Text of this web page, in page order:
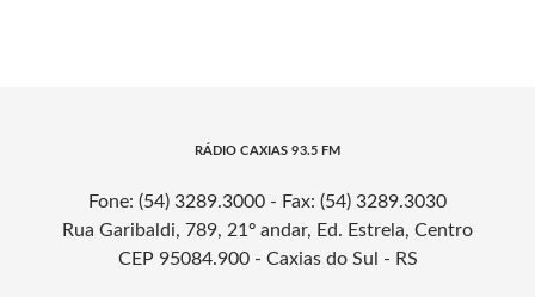
RÁDIO CAXIAS 93.5 FM
Fone: (54) 3289.3000 - Fax: (54) 3289.3030
Rua Garibaldi, 789, 21º andar, Ed. Estrela, Centro
CEP 95084.900 - Caxias do Sul - RS